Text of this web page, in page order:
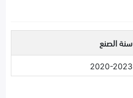
سنة الصنع
2020-2023